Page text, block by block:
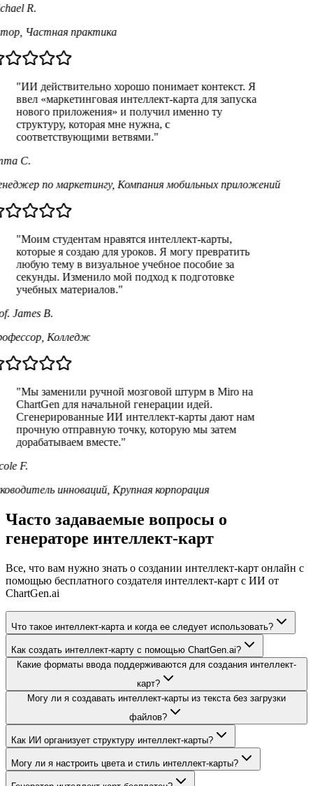
R.
, Частная практика
"ИИ действительно хорошо понимает контекст. Я
ввел «маркетинговая интеллект-карта для запуска
нового приложения» и получил именно ту
структуру, которая мне нужна, с
соответствующими ветвями."
C.
по маркетингу, Компания мобильных приложений
"Моим студентам нравятся интеллект-карты,
которые я создаю для уроков. Я могу превратить
любую тему в визуальное учебное пособие за
секунды. Изменило мой подход к подготовке
учебных материалов."
James B.
, Колледж
"Мы заменили ручной мозговой штурм в Miro на
ChartGen для начальной генерации идей.
Сгенерированные ИИ интеллект-карты дают нам
прочную отправную точку, которую мы затем
дорабатываем вместе."
F.
инноваций, Крупная корпорация
Часто задаваемые вопросы о
генераторе интеллект-карт
Все, что вам нужно знать о создании интеллект-карт онлайн с
помощью бесплатного создателя интеллект-карт с ИИ от
ChartGen.ai
Что такое интеллект-карта и когда ее следует использовать?
Как создать интеллект-карту с помощью ChartGen.ai?
Какие форматы ввода поддерживаются для создания интеллект-
карт?
Могу ли я создавать интеллект-карты из текста без загрузки
файлов?
Как ИИ организует структуру интеллект-карты?
Могу ли я настроить цвета и стиль интеллект-карты?